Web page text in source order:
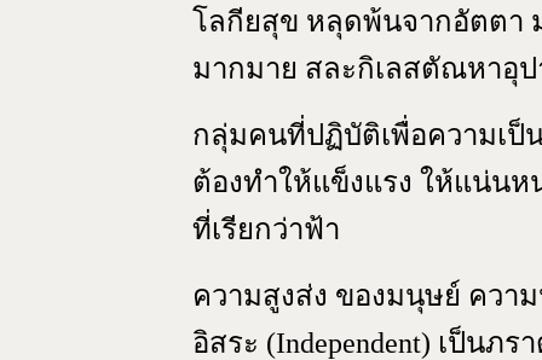
โลกียสุข หลุดพ้นจากอัตตา
มากมาย สละกิเลสตัณหาอุ
กลุ่มคนที่ปฏิบัติเพื่อความเ
ต้องทำให้แข็งแรง ให้แน่น
ที่เรียกว่าฟ้า
ความสูงส่ง ของมนุษย์ ควา
อิสระ (Independent) เป็นภ